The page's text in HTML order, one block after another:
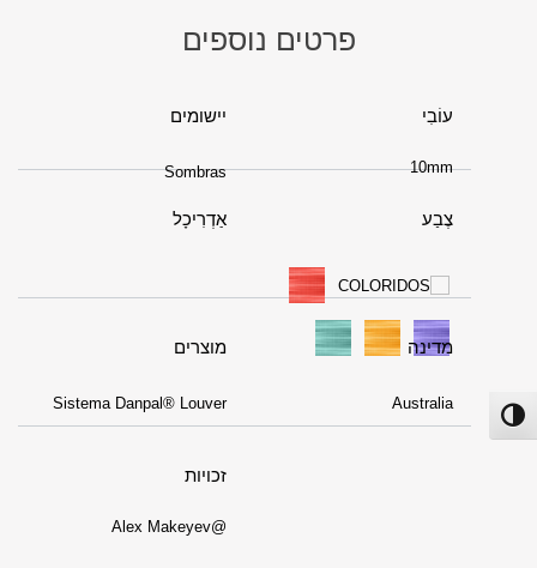
הפעל/כבה ניגודיות גבוהה
יישומים
Sombras
עוֹבִי
10mm
אַדְרִיכָל צֶבַע
מוצרים
Sistema Danpal® Louver
מדינה
Australia
זכויות
@Alex Makeyev